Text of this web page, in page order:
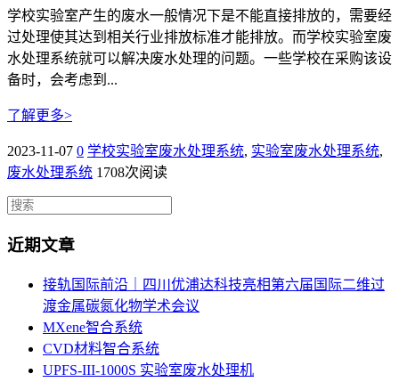
学校实验室产生的废水一般情况下是不能直接排放的，需要经
过处理使其达到相关行业排放标准才能排放。而学校实验室废
水处理系统就可以解决废水处理的问题。一些学校在采购该设
备时，会考虑到...
了解更多>
2023-11-07 0 学校实验室废水处理系统, 实验室废水处理系统,
废水处理系统 1708次阅读
近期文章
接轨国际前沿｜四川优浦达科技亮相第六届国际二维过
渡金属碳氮化物学术会议
MXene智合系统
CVD材料智合系统
UPFS-III-1000S 实验室废水处理机